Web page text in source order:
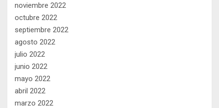
noviembre 2022
octubre 2022
septiembre 2022
agosto 2022
julio 2022
junio 2022
mayo 2022
abril 2022
marzo 2022